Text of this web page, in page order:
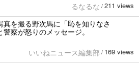
るなるな / 211 views
真を撮る野次馬に「恥を知りなさ
察が怒りのメッセージ。
いいねニュース編集部 / 169 views